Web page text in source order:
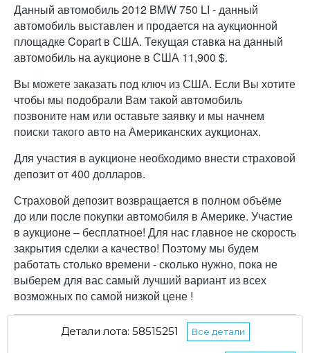
Данный автомобиль 2012 BMW 750 LI - данный
автомобиль выставлен и продается на аукционной
площадке Copart в США. Текущая ставка на данный
автомобиль на аукционе в США 11,900 $.
Вы можете заказать под ключ из США. Если Вы хотите
чтобы мы подобрали Вам такой автомобиль
позвоните нам или оставьте заявку и мы начнем
поиски такого авто на Американских аукционах.
Для участия в аукционе необходимо внести страховой
депозит от 400 долларов.
Страховой депозит возвращается в полном объёме
до или после покупки автомобиля в Америке. Участие
в аукционе – бесплатное! Для нас главное не скорость
закрытия сделки а качество! Поэтому мы будем
работать столько времени - сколько нужно, пока не
выберем для вас самый лучший вариант из всех
возможных по самой низкой цене !
Детали лота: 58515251 Все детали